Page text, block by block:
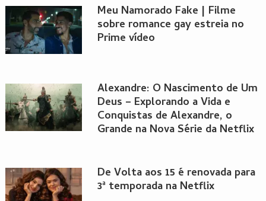
Meu Namorado Fake | Filme
sobre romance gay estreia no
Prime vídeo
Alexandre: O Nascimento de Um
Deus – Explorando a Vida e
Conquistas de Alexandre, o
Grande na Nova Série da Netflix
De Volta aos 15 é renovada para
3ª temporada na Netflix